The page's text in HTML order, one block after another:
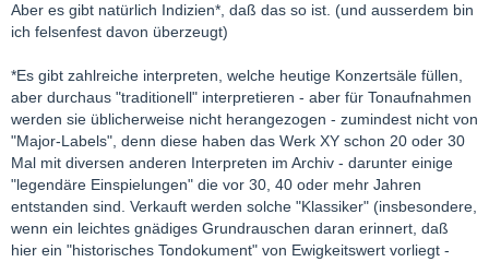
Aber es gibt natürlich Indizien*, daß das so ist. (und ausserdem bin
ich felsenfest davon überzeugt)
*Es gibt zahlreiche interpreten, welche heutige Konzertsäle füllen,
aber durchaus "traditionell" interpretieren - aber für Tonaufnahmen
werden sie üblicherweise nicht herangezogen - zumindest nicht von
"Major-Labels", denn diese haben das Werk XY schon 20 oder 30
Mal mit diversen anderen Interpreten im Archiv - darunter einige
"legendäre Einspielungen" die vor 30, 40 oder mehr Jahren
entstanden sind. Verkauft werden solche "Klassiker" (insbesondere,
wenn ein leichtes gnädiges Grundrauschen daran erinnert, daß
hier ein "historisches Tondokument" von Ewigkeitswert vorliegt -